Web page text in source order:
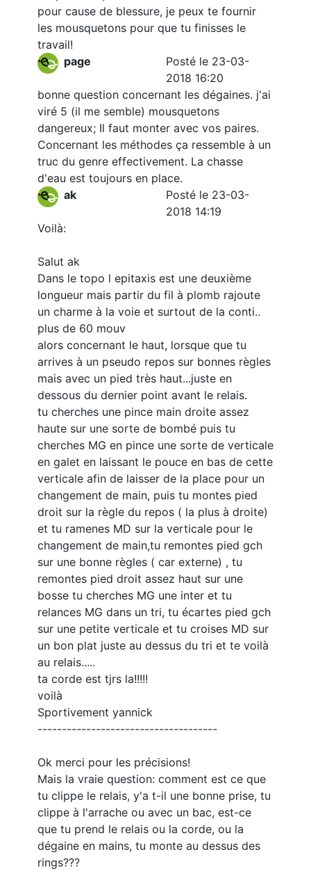
pour cause de blessure, je peux te fournir
les mousquetons pour que tu finisses le
travail!
page
Posté le 23-03-
2018 16:20
bonne question concernant les dégaines. j'ai
viré 5 (il me semble) mousquetons
dangereux; Il faut monter avec vos paires.
Concernant les méthodes ça ressemble à un
truc du genre effectivement. La chasse
d'eau est toujours en place.
ak
Posté le 23-03-
2018 14:19
Voilà:
Salut ak
Dans le topo l epitaxis est une deuxième
longueur mais partir du fil à plomb rajoute
un charme à la voie et surtout de la conti..
plus de 60 mouv
alors concernant le haut, lorsque que tu
arrives à un pseudo repos sur bonnes règles
mais avec un pied très haut...juste en
dessous du dernier point avant le relais.
tu cherches une pince main droite assez
haute sur une sorte de bombé puis tu
cherches MG en pince une sorte de verticale
en galet en laissant le pouce en bas de cette
verticale afin de laisser de la place pour un
changement de main, puis tu montes pied
droit sur la règle du repos ( la plus à droite)
et tu ramenes MD sur la verticale pour le
changement de main,tu remontes pied gch
sur une bonne règles ( car externe) , tu
remontes pied droit assez haut sur une
bosse tu cherches MG une inter et tu
relances MG dans un tri, tu écartes pied gch
sur une petite verticale et tu croises MD sur
un bon plat juste au dessus du tri et te voilà
au relais.....
ta corde est tjrs la!!!!!
voilà
Sportivement yannick
-------------------------------------
Ok merci pour les précisions!
Mais la vraie question: comment est ce que
tu clippe le relais, y'a t-il une bonne prise, tu
clippe à l'arrache ou avec un bac, est-ce
que tu prend le relais ou la corde, ou la
dégaine en mains, tu monte au dessus des
rings???